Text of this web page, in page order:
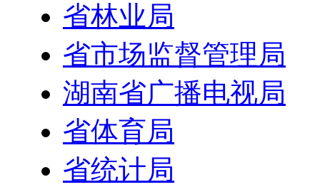
省林业局
省市场监督管理局
湖南省广播电视局
省体育局
省统计局